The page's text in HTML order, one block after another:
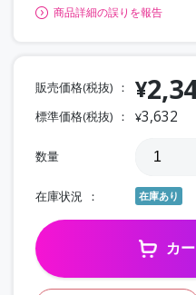
商品詳細の誤りを報告
販売価格(税抜) ¥
標準価格(税抜) ¥3,632
数量
在庫状況 在庫あり
カ